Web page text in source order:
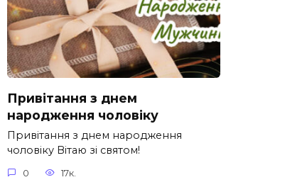
Привітання з днем
народження чоловіку
Привітання з днем народження
чоловіку Вітаю зі святом!
0 17к.